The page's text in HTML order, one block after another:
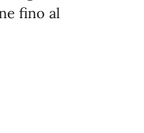
fino al